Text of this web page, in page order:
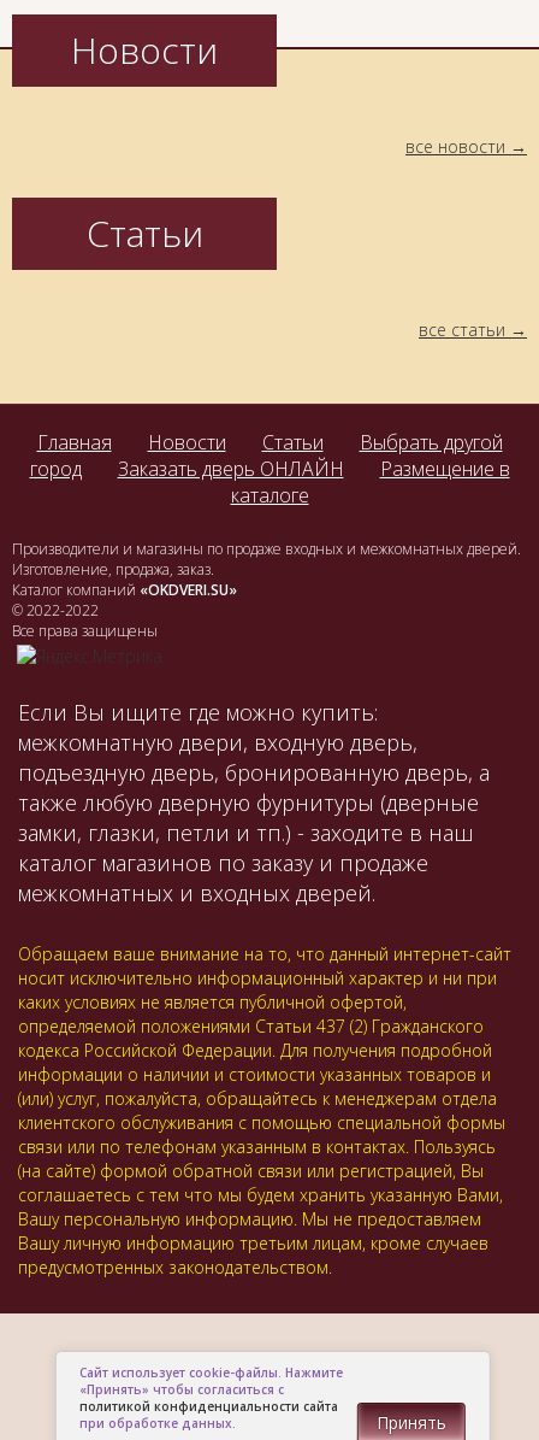
Новости
все новости
Статьи
все статьи
Главная Новости Статьи
Выбрать другой
город
Заказать дверь ОНЛАЙН
Размещение в
каталоге
Производители и магазины по продаже входных и межкомнатных дверей.
Изготовление, продажа, заказ.
Каталог компаний «OKDVERI.SU»
© 2022-2022
Все права защищены
Если Вы ищите где можно купить:
межкомнатную двери, входную дверь,
подъездную дверь, бронированную дверь, а
также любую дверную фурнитуры (дверные
замки, глазки, петли и тп.) - заходите в наш
каталог магазинов по заказу и продаже
межкомнатных и входных дверей.
Обращаем ваше внимание на то, что данный интернет-сайт
носит исключительно информационный характер и ни при
каких условиях не является публичной офертой,
определяемой положениями Статьи 437 (2) Гражданского
кодекса Российской Федерации. Для получения подробной
информации о наличии и стоимости указанных товаров и
(или) услуг, пожалуйста, обращайтесь к менеджерам отдела
клиентского обслуживания с помощью специальной формы
связи или по телефонам указанным в контактах. Пользуясь
(на сайте) формой обратной связи или регистрацией, Вы
соглашаетесь с тем что мы будем хранить указанную Вами,
Вашу персональную информацию. Мы не предоставляем
Вашу личную информацию третьим лицам, кроме случаев
предусмотренных законодательством.
Сайт использует cookie-файлы. Нажмите
«Принять» чтобы согласиться с
политикой конфиденциальности сайта
при обработке данных.
Принять